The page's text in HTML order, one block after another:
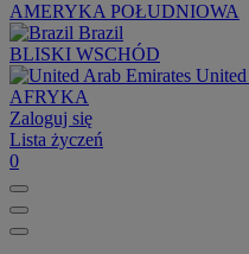
AMERYKA POŁUDNIOWA
Brazil
BLISKI WSCHÓD
AFRYKA
Zaloguj się
Lista życzeń
0